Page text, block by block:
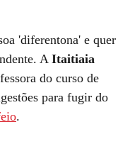
'diferentona' e quer
A Itaitiaia
do curso de
para fugir do
.